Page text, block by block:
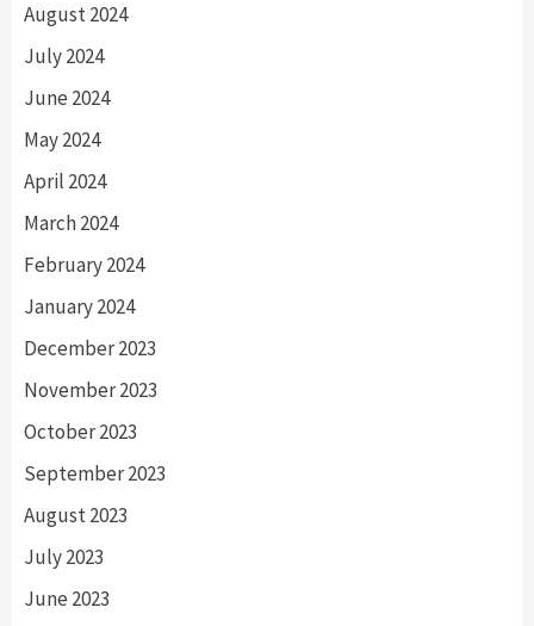
August 2024
July 2024
June 2024
May 2024
April 2024
March 2024
February 2024
January 2024
December 2023
November 2023
October 2023
September 2023
August 2023
July 2023
June 2023